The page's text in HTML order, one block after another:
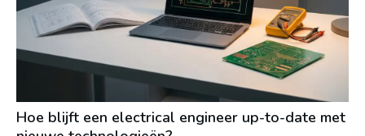
Hoe blijft een electrical engineer up-to-date met